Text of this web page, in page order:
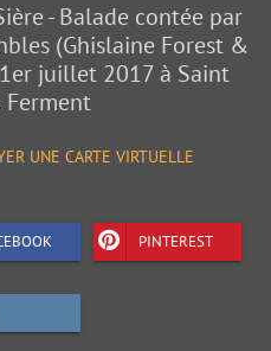
- Balade contée par
(Ghislaine Forest &
juillet 2017 à Saint
Ferment
UNE CARTE VIRTUELLE
PINTEREST